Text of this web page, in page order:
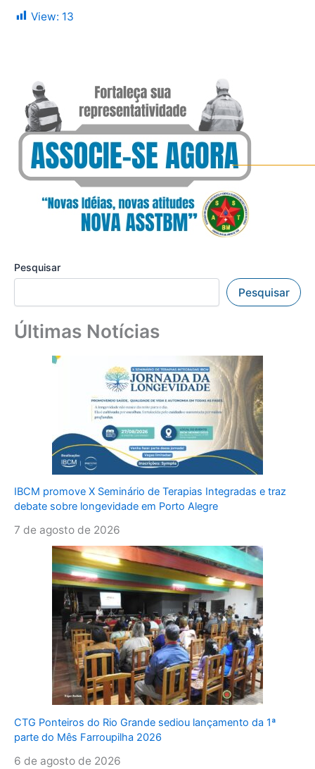
View: 13
Pesquisar
Pesquisar
Últimas Notícias
IBCM promove X Seminário de Terapias Integradas e traz
debate sobre longevidade em Porto Alegre
7 de agosto de 2026
CTG Ponteiros do Rio Grande sediou lançamento da 1ª
parte do Mês Farroupilha 2026
6 de agosto de 2026